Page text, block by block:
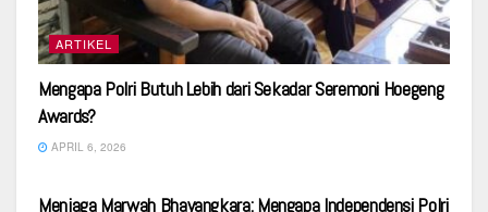
ARTIKEL
Mengapa Polri Butuh Lebih dari Sekadar Seremoni Hoegeng
Awards?
APRIL 6, 2026
Menjaga Marwah Bhayangkara: Mengapa Independensi Polri